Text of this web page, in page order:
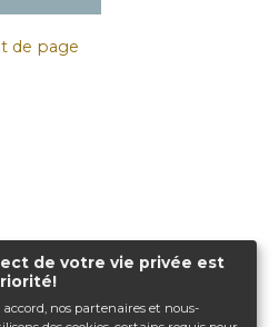
de votre vie privée est
accord, nos partenaires et nous-
de page